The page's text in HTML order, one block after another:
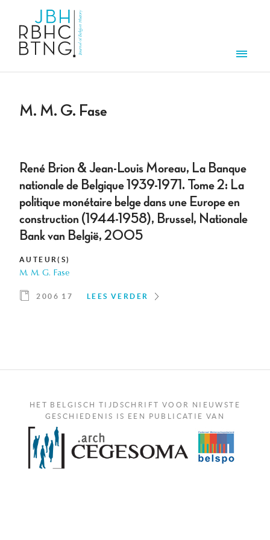
M. M. G. Fase
René Brion & Jean-Louis Moreau, La Banque
nationale de Belgique 1939-1971. Tome 2: La
politique monétaire belge dans une Europe en
construction (1944-1958), Brussel, Nationale
Bank van België, 2005
AUTEUR(S)
M. M. G. Fase
2006 17 LEES VERDER
HET BELGISCH TIJDSCHRIFT VOOR NIEUWSTE
GESCHIEDENIS IS EEN PUBLICATIE VAN